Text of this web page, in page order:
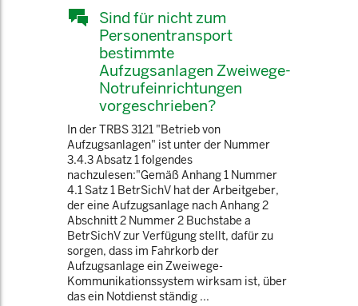
Sind für nicht zum
Personentransport
bestimmte
Aufzugsanlagen Zweiwege-
Notrufeinrichtungen
vorgeschrieben?
In der TRBS 3121 "Betrieb von
Aufzugsanlagen" ist unter der Nummer
3.4.3 Absatz 1 folgendes
nachzulesen:"Gemäß Anhang 1 Nummer
4.1 Satz 1 BetrSichV hat der Arbeitgeber,
der eine Aufzugsanlage nach Anhang 2
Abschnitt 2 Nummer 2 Buchstabe a
BetrSichV zur Verfügung stellt, dafür zu
sorgen, dass im Fahrkorb der
Aufzugsanlage ein Zweiwege-
Kommunikationssystem wirksam ist, über
das ein Notdienst ständig ...